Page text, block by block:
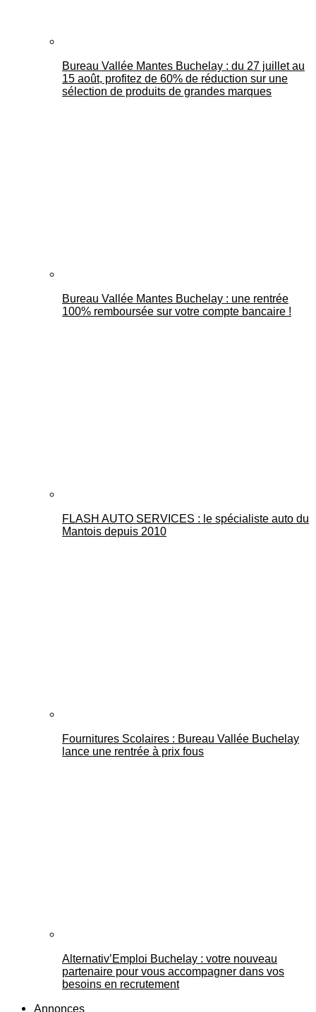
Bureau Vallée Mantes Buchelay : du 27 juillet au
15 août, profitez de 60% de réduction sur une
sélection de produits de grandes marques
Bureau Vallée Mantes Buchelay : une rentrée
100% remboursée sur votre compte bancaire !
FLASH AUTO SERVICES : le spécialiste auto du
Mantois depuis 2010
Fournitures Scolaires : Bureau Vallée Buchelay
lance une rentrée à prix fous
Alternativ’Emploi Buchelay : votre nouveau
partenaire pour vous accompagner dans vos
besoins en recrutement
Annonces